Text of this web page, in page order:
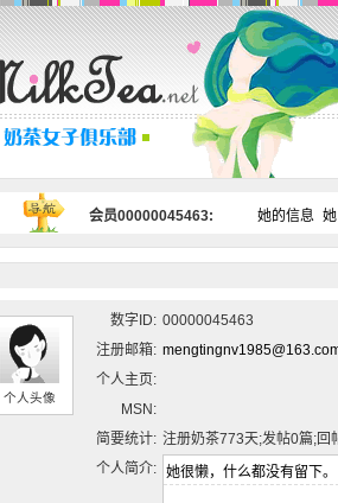
会员00000045463: 她的信息
个人头像
数字ID: 00000045463
注册邮箱:
个人主页:
MSN:
简要统计: 注册奶茶773天;发帖0篇;回
个人简介: